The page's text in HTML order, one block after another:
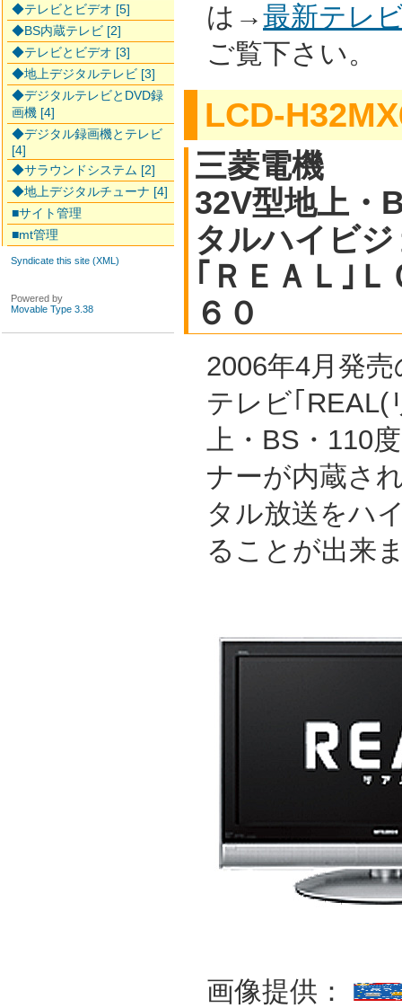
は→最新テレ
ご覧下さい。
LCD-
三菱電機
32V型地上・
タルハイビ
｢ＲＥＡＬ｣
６０
2006年4月発
テレビ｢REAL(
上・BS・110
ナーが内蔵さ
タル放送をハ
ることが出来
画像提供：
◆テレビとビデオ [5]
◆BS内蔵テレビ [2]
◆テレビとビデオ [3]
◆地上デジタルテレビ [3]
◆デジタルテレビとDVD録
画機 [4]
◆デジタル録画機とテレビ
[4]
◆サラウンドシステム [2]
◆地上デジタルチューナ [4]
■サイト管理
■mt管理
Syndicate this site (XML)
Powered by
Movable Type 3.38